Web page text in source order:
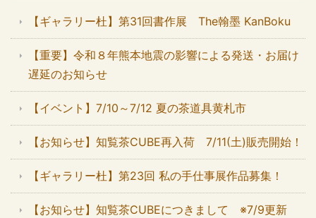
【ギャラリー杜】第31回書作展 The翰墨 KanBoku
【重要】令和８年熊本地震の影響による発送・お届け
遅延のお知らせ
【イベント】7/10～7/12 夏の茶道具黄札市
【お知らせ】知覧茶CUBE再入荷 7/11(土)販売開始！
【ギャラリー杜】第23回 私の手仕事展作品募集！
【お知らせ】知覧茶CUBEにつきまして ※7/9更新